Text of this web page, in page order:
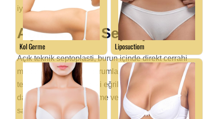
iyileştirir.
Açık Teknik Septoplasti
Açık teknik septoplasti, burun içinde direkt cerrahi
müdahale gerektiren durumlarda tercih edilir. Bu
teknik, valv bölgesindeki eğrilikleri ve daralmaları
daha net bir şekilde görme ve düzeltme imkanı
sağlar.